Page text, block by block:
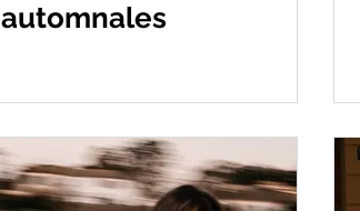
automnales